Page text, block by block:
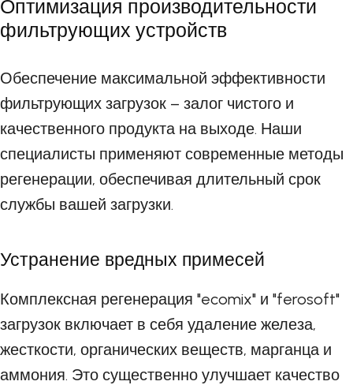
Оптимизация производительности
фильтрующих устройств
Обеспечение максимальной эффективности
фильтрующих загрузок – залог чистого и
качественного продукта на выходе. Наши
специалисты применяют современные методы
регенерации, обеспечивая длительный срок
службы вашей загрузки.
Устранение вредных примесей
Комплексная регенерация "ecomix" и "ferosoft"
загрузок включает в себя удаление железа,
жесткости, органических веществ, марганца и
аммония. Это существенно улучшает качество